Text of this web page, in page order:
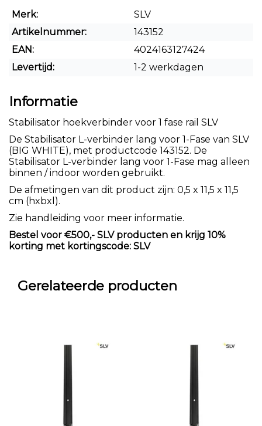
Merk:
SLV
Artikelnummer:
143152
EAN:
4024163127424
Levertijd:
1-2 werkdagen
Informatie
Stabilisator hoekverbinder voor 1 fase rail SLV
De Stabilisator L-verbinder lang voor 1-Fase van SLV
(BIG WHITE), met productcode 143152. De
Stabilisator L-verbinder lang voor 1-Fase mag alleen
binnen / indoor worden gebruikt.
De afmetingen van dit product zijn: 0,5 x 11,5 x 11,5
cm (hxbxl).
Zie handleiding voor meer informatie.
Bestel voor €500,- SLV producten en krijg 10%
korting met kortingscode: SLV
Gerelateerde producten